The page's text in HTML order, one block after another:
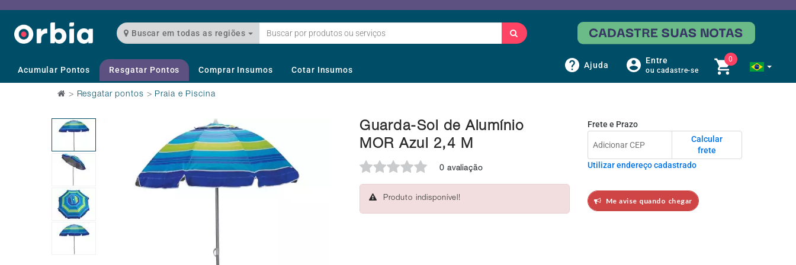
Buscar em todas as regiões
Acumular Pontos Resgatar Pontos Comprar Insumos Cotar Insumos Ajuda Entre
ou cadastre-se
0
> Resgatar pontos > Praia e Piscina
Guarda-Sol de Alumínio
MOR Azul 2,4 M
0 avaliação
Produto indisponível!
Frete e Prazo
Calcular
frete
Utilizar endereço cadastrado
Me avise quando chegar